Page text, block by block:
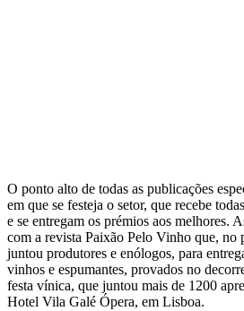
O ponto alto de todas as publicações
em que se festeja o setor, que recebe
e se entregam os prémios aos melhores.
com a revista Paixão Pelo Vinho que, no
juntou produtores e enólogos, para
vinhos e espumantes, provados no
festa vínica, que juntou mais de 1200
Hotel Vila Galé Ópera, em Lisboa.